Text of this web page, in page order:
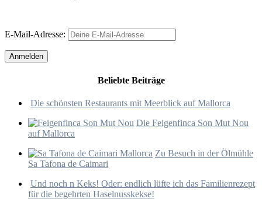
E-Mail-Adresse:
Beliebte Beiträge
Die schönsten Restaurants mit Meerblick auf Mallorca
Die Feigenfinca Son Mut Nou
auf Mallorca
Zu Besuch in der Ölmühle
Sa Tafona de Caimari
Und noch n Keks! Oder: endlich lüfte ich das Familienrezept
für die begehrten Haselnusskekse!